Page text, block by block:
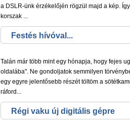
a DSLR-ünk érzékelőjén rögzül majd a kép.
korszak ...
Festés hívóval...
Talán már több mint egy hónapja, hogy fejes
oldalába". Ne gondoljatok semmilyen
egy egyre jelentősebb részét töltöm a
ráford...
Régi vaku új digitális gépre